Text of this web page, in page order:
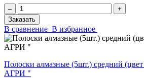
‒
+
Заказать
В сравнение В избранное
Полоски алмазные (5шт.) средний
АГРИ "